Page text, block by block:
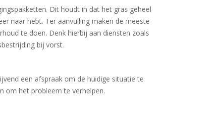
Dit houdt in dat het gras geheel
naar hebt. Ter aanvulling maken de meeste
te doen. Denk hierbij aan diensten zoals
bij vorst.
een afspraak om de huidige situatie te
om het probleem te verhelpen.